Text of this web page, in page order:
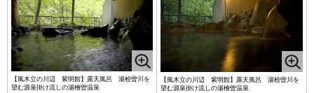
【風木立の川辺 紫明館】露天風呂 湯桧曽川を
望む源泉掛け流しの湯檜曽温泉
【風木立の川辺 紫明館】露天風呂 湯桧曽川を
望む源泉掛け流しの湯檜曽温泉